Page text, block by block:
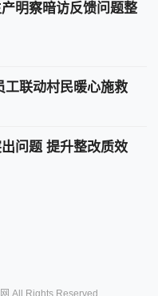
明察暗访反馈问题整
工联动村民暖心施救
问题 提升整改质效
All Rights Reserved